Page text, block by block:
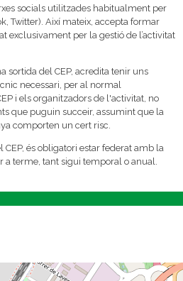
socials utilitzades habitualment per
Twitter). Així mateix, accepta formar
exclusivament per la gestió de l’activitat
sortida del CEP, acredita tenir uns
necessari, per al normal
i els organitzadors de l'activitat, no
que puguin succeir, assumint que la
comporten un cert risc.
és obligatori estar federat amb la
a terme, tant sigui temporal o anual.